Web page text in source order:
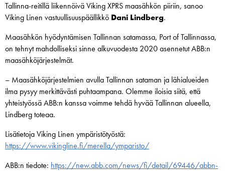
Tallinna-reitillä liikennöivä Viking XPRS maasähkön piiriin, sanoo
Viking Linen vastuullisuuspäällikkö Dani Lindberg.
Maasähkön hyödyntämisen Tallinnan satamassa, Port of Tallinnassa,
on tehnyt mahdolliseksi sinne alkuvuodesta 2020 asennetut ABB:n
maasähköjärjestelmät.
– Maasähköjärjestelmien avulla Tallinnan sataman ja lähialueiden
ilma pysyy merkittävästi puhtaampana. Olemme iloisia siitä, että
yhteistyössä ABB:n kanssa voimme tehdä hyvää Tallinnan alueella,
Lindberg toteaa.
Lisätietoja Viking Linen ympäristötyöstä:
https://www.vikingline.fi/merella/ymparisto/
ABB:n tiedote: https://new.abb.com/news/fi/detail/69446/abbn-